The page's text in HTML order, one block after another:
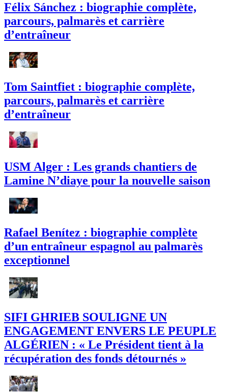
Félix Sánchez : biographie complète,
parcours, palmarès et carrière
d’entraîneur
Tom Saintfiet : biographie complète,
parcours, palmarès et carrière
d’entraîneur
USM Alger : Les grands chantiers de
Lamine N’diaye pour la nouvelle saison
Rafael Benítez : biographie complète
d’un entraîneur espagnol au palmarès
exceptionnel
SIFI GHRIEB SOULIGNE UN
ENGAGEMENT ENVERS LE PEUPLE
ALGÉRIEN : « Le Président tient à la
récupération des fonds détournés »